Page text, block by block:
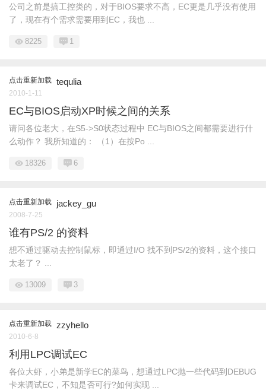
公司之前是搞工控类的，对于BIOS要求不高，EC更是几乎没有使用
了，现在有个需求需要用到EC，我也 ...
8225 1
点击重新加载 tequlia
2010-1-11
EC与BIOS启动XP时候之间的关系
请问各位老大，在S5->S0状态过程中 EC与BIOS之间都需要进行什
么动作？ 我所知道的： （1）在按Po ...
18326 6
点击重新加载 jackey_gu
2008-7-25
谁有PS/2 的资料
想不通过驱动去控制鼠标，即通过I/O 找不到PS/2的资料，这个接口
太老了？ ...
13009 3
点击重新加载 zzyhello
2010-6-8
利用LPC调试EC
各位大虾，小弟是新学EC的菜鸟，想通过LPC抛一些代码到DEBUG
卡来调试EC，不知是否可行?如何实现 ...